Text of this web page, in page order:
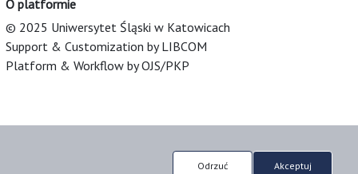
O platformie
© 2025 Uniwersytet Śląski w Katowicach
Support & Customization by LIBCOM
Platform & Workflow by OJS/PKP
Odrzuć Akceptuj